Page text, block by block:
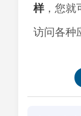
样，您就
访问各种